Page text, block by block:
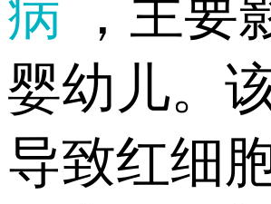
病
，主要
婴幼儿。
导致红细